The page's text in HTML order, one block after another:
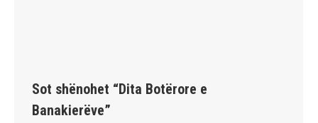
Sot shënohet “Dita Botërore e
Banakierëve”